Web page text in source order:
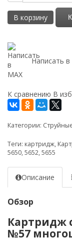
В корзину
Написать в
К сравнению В
Категории:
Теги: картридж,
5650,5652,5655
Описание
Обзор
Картридж
№57